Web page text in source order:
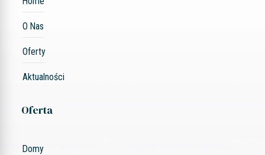
O Nas
Oferty
Aktualności
Oferta
Domy